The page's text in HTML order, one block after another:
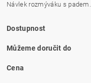
Návlek rozmýváku s padem.
Dostupnost
Můžeme doručit do
Cena